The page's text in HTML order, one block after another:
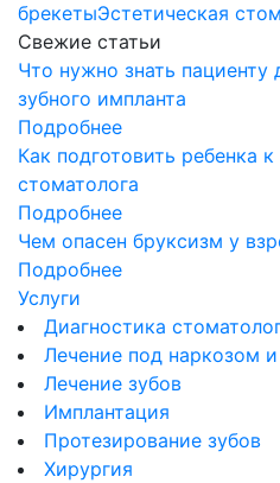
брекетыЭстетическая
Свежие статьи
Что нужно знать пациенту
зубного импланта
Подробнее
Как подготовить ребенка
стоматолога
Подробнее
Чем опасен бруксизм у
Подробнее
Услуги
Диагностика
Лечение под наркозом
Лечение зубов
Имплантация
Протезирование зубов
Хирургия